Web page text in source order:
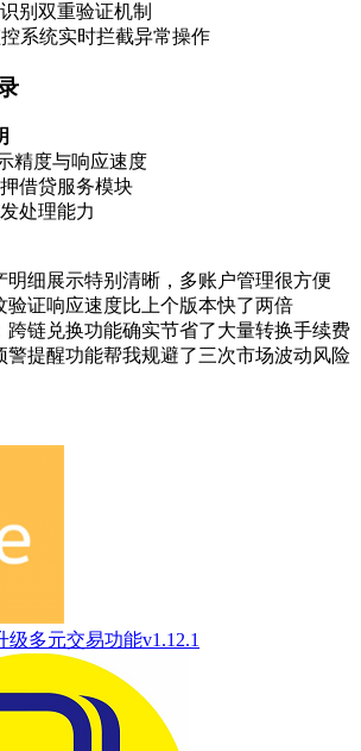
别双重验证机制
系统实时拦截异常操作
精度与响应速度
借贷服务模块
处理能力
明细展示特别清晰，多账户管理很方便
验证响应速度比上个版本快了两倍
跨链兑换功能确实节省了大量转换手续费
警提醒功能帮我规避了三次市场波动风险
级多元交易功能v1.12.1